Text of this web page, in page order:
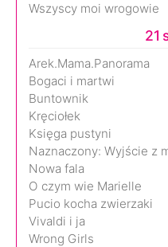
Wszyscy moi wrogowie
21
Arek.Mama.Panorama
Bogaci i martwi
Buntownik
Kręciołek
Księga pustyni
Naznaczony: Wyjście z
Nowa fala
O czym wie Marielle
Pucio kocha zwierzaki
Vivaldi i ja
Wrong Girls